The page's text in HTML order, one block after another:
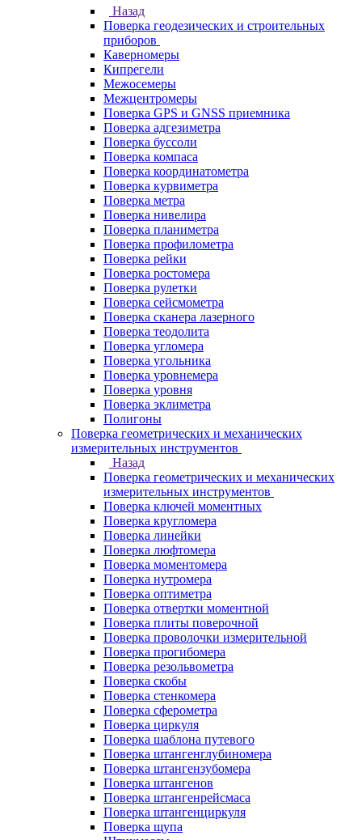
Назад
Поверка геодезических и строительных
приборов
Каверномеры
Кипрегели
Межосемеры
Межцентромеры
Поверка GPS и GNSS приемника
Поверка адгезиметра
Поверка буссоли
Поверка компаса
Поверка координатометра
Поверка курвиметра
Поверка метра
Поверка нивелира
Поверка планиметра
Поверка профилометра
Поверка рейки
Поверка ростомера
Поверка рулетки
Поверка сейсмометра
Поверка сканера лазерного
Поверка теодолита
Поверка угломера
Поверка угольника
Поверка уровнемера
Поверка уровня
Поверка эклиметра
Полигоны
Поверка геометрических и механических
измерительных инструментов
Назад
Поверка геометрических и механических
измерительных инструментов
Поверка ключей моментных
Поверка кругломера
Поверка линейки
Поверка люфтомера
Поверка моментомера
Поверка нутромера
Поверка оптиметра
Поверка отвертки моментной
Поверка плиты поверочной
Поверка проволочки измерительной
Поверка прогибомера
Поверка резольвометра
Поверка скобы
Поверка стенкомера
Поверка сферометра
Поверка циркуля
Поверка шаблона путевого
Поверка штангенглубиномера
Поверка штангензубомера
Поверка штангенов
Поверка штангенрейсмаса
Поверка штангенциркуля
Поверка щупа